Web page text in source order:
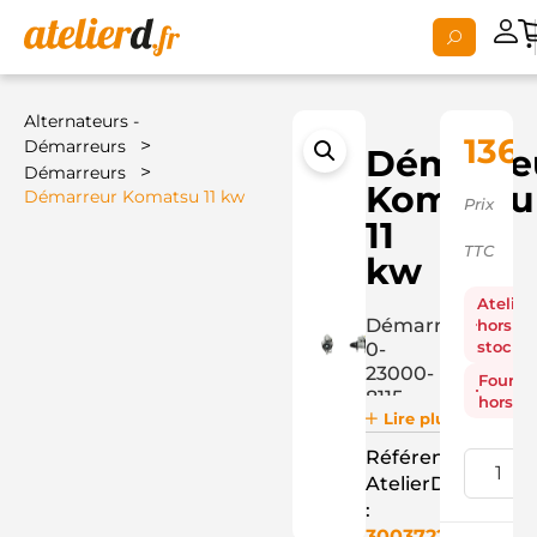
Alternateurs -
Démarreurs
>
Démarreurs >
Démarreur Komatsu 11 kw
Komatsu
11
kw
Démarreur
0-
23000-
8115
Lire plus
Référence
AtelierD
:
Prix
TTC
Atelier
hors
stock
hors